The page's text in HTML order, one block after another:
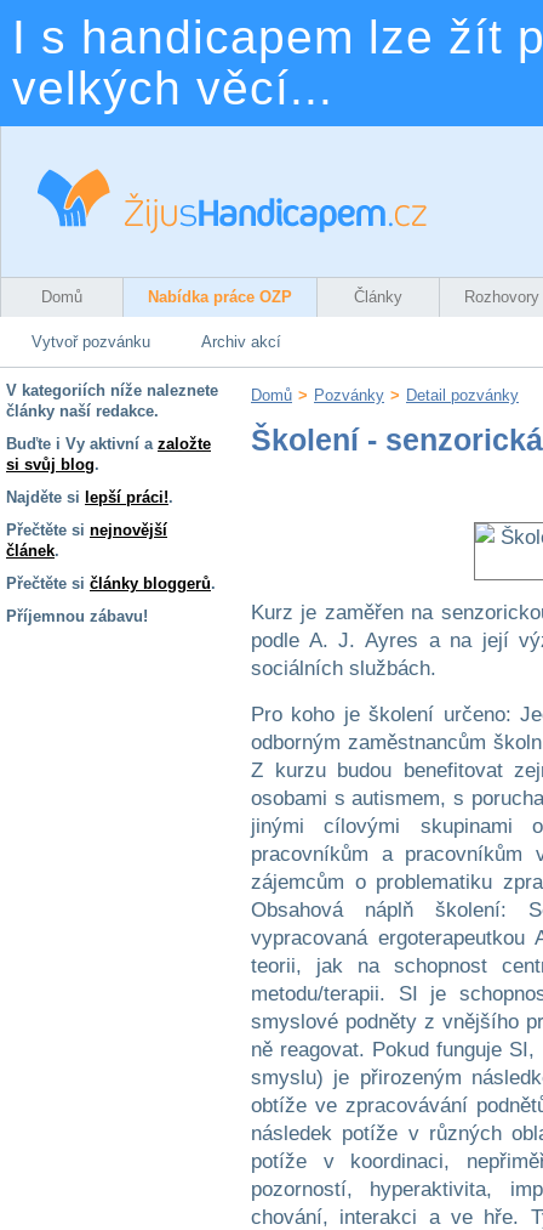
I s handicapem lze žít
velkých věcí...
Domů Nabídka práce OZP Články Rozhovory
Vytvoř pozvánku Archiv akcí
V kategoriích níže naleznete
články naší redakce.
Buďte i Vy aktivní a založte
si svůj blog.
Najděte si lepší práci!.
Přečtěte si nejnovější
článek.
Přečtěte si články bloggerů.
Příjemnou zábavu!
Domů > Pozvánky > Detail pozvánky
Školení -
Kurz je zaměřen na
podle A. J. Ayres a na její
sociálních službách.
Pro koho je školení určeno:
odborným zaměstnancům
Z kurzu budou benefitovat
osobami s autismem, s
jinými cílovými skupinami
pracovníkům a pracovníkům
zájemcům o problematiku
Obsahová náplň školení:
vypracovaná
teorii, jak na schopnost
metodu/terapii. SI je
smyslové podněty z vnějšího
ně reagovat. Pokud funguje
smyslu) je přirozeným
obtíže ve zpracovávání
následek potíže v různých
potíže v koordinaci,
pozorností, hyperaktivita,
chování, interakci a ve hře.